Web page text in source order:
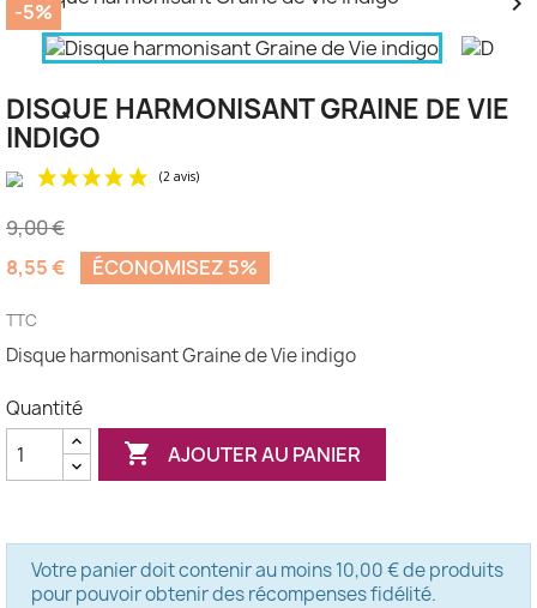
-5%
DISQUE HARMONISANT GRAINE DE VIE
INDIGO
(2 avis)
9,00 €
8,55 €
ÉCONOMISEZ 5%
TTC
Disque harmonisant Graine de Vie indigo
Quantité
 AJOUTER AU PANIER
Votre panier doit contenir au moins 10,00 € de produits
pour pouvoir obtenir des récompenses fidélité.